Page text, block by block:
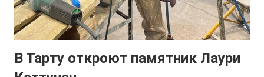
В Тарту откроют памятник Лаури